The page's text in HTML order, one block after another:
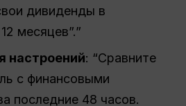
дивиденды в
месяцев”.”
настроений: “Сравните
с финансовыми
последние 48 часов.